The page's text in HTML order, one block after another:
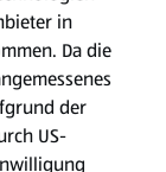
in
Da die
der
US-